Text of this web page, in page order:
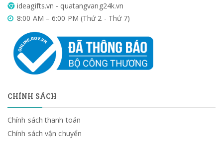
ideagifts.vn - quatangvang24k.vn
8:00 AM – 6:00 PM (Thứ 2 - Thứ 7)
CHÍNH SÁCH
Chính sách thanh toán
Chính sách vận chuyển